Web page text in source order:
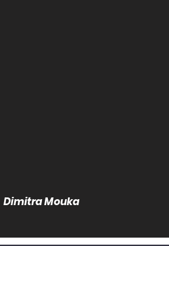
Dimitra Mouka